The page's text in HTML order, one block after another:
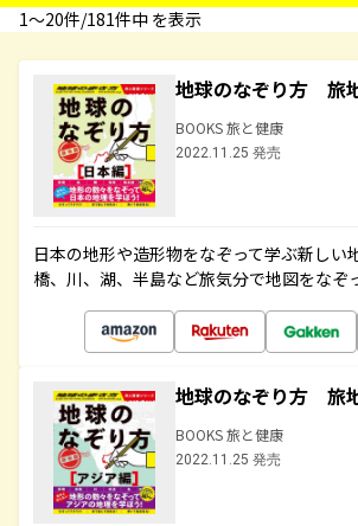
1〜20件/181件中 を表示
地球のなぞり方 旅
BOOKS 旅と健康
2022.11.25 発売
日本の地形や造形物をなぞって学ぶ新しい
橋、川、湖、半島など旅気分で地図をなぞ
地球のなぞり方 旅
BOOKS 旅と健康
2022.11.25 発売